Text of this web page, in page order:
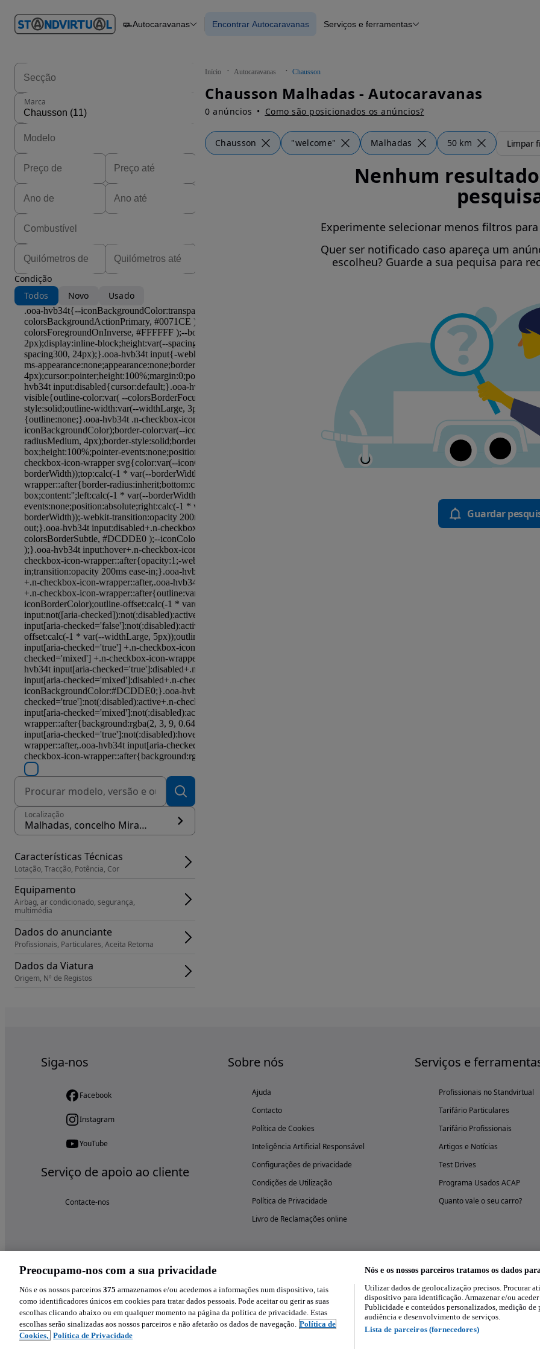
em
Carros Carros
Autocaravanas Encontrar Autocaravanas Serviços e ferramentas
Início Autocaravanas Chausson
Chausson Malhadas - Autocaravanas
0 anúncios Como são posicionados os anúncios?
Chausson "welcome" Malhadas 50 km Limpar
Marca
Condição
Todos
Novo Usado
Localização
Malhadas, concelho Miranda do Douro
Características Técnicas
Lotação, Tracção, Potência, Cor
Equipamento
Airbag, ar condicionado, segurança,
multimédia
Dados do anunciante
Profissionais, Particulares, Aceita Retoma
Dados da Viatura
Origem, Nº de Registos
Nenhum
Experimente selecionar menos filtros
Quer ser notificado caso apareça um
escolheu? Guarde a sua pequisa para
Guardar
Siga-nos
Facebook
Instagram
YouTube
Serviço de apoio ao cliente
Contacte-nos
Sobre nós
Ajuda
Contacto
Política de Cookies
Inteligência Artificial Responsável
Configurações de privacidade
Condições de Utilização
Política de Privacidade
Livro de Reclamações online
Serviços e
Profissionais no Standvirtual
Tarifário Particulares
Tarifário Profissionais
Artigos e Notícias
Test Drives
Programa Usados ACAP
Quanto vale o seu carro?
Experimenta a aplicação
Preocupamo-nos com a sua privacidade
Nós e os nossos parceiros 375 armazenamos e/ou acedemos a informações num dispositivo, tais
como identificadores únicos em cookies para tratar dados pessoais. Pode aceitar ou gerir as suas
escolhas clicando abaixo ou em qualquer momento na página da política de privacidade. Estas
escolhas serão sinalizadas aos nossos parceiros e não afetarão os dados de navegação. Política de
Cookies, Política de Privacidade
Nós e os nossos parceiros tratamos os dados
Utilizar dados de geolocalização precisos. Procurar
dispositivo para identificação. Armazenar e/ou
Publicidade e conteúdos personalizados, medição
audiência e desenvolvimento de serviços.
Lista de parceiros (fornecedores)